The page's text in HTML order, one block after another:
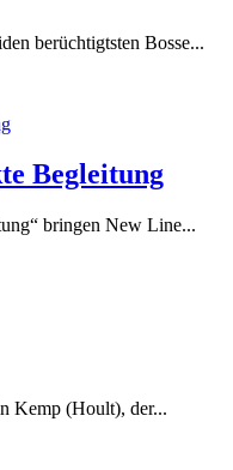
berüchtigtsten Bosse...
Begleitung
bringen New Line...
Kemp (Hoult), der...